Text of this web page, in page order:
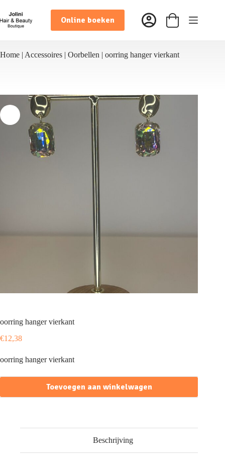
naar
de
inhoud
Online boeken Winkelwagen
Home | Accessoires | Oorbellen | oorring hanger vierkant
oorring hanger vierkant
€12,38
oorring hanger vierkant
Toevoegen aan winkelwagen
Beschrijving